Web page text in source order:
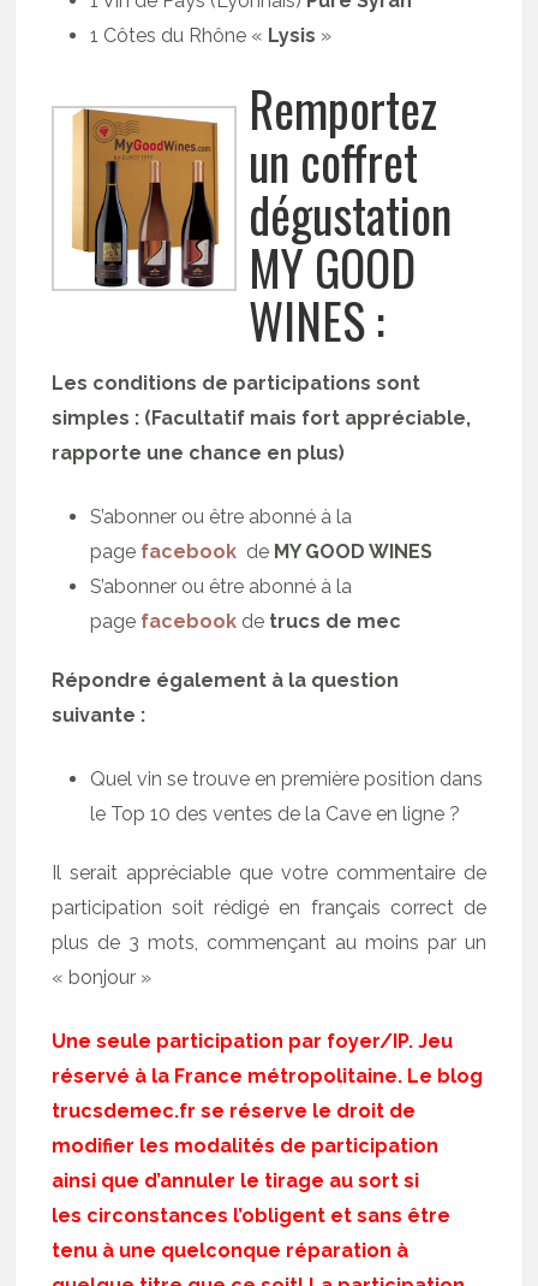
1 Côtes du Rhône « Lysis »
Remportez
un coffret
dégustation
MY GOOD
WINES :
Les conditions de participations sont
simples : (Facultatif mais fort appréciable,
rapporte une chance en plus)
S’abonner ou être abonné à la
page facebook de MY GOOD WINES
S’abonner ou être abonné à la
page facebook de trucs de mec
Répondre également à la question
suivante :
Quel vin se trouve en première position dans
le Top 10 des ventes de la Cave en ligne ?
Il serait appréciable que votre commentaire de
participation soit rédigé en français correct de
plus de 3 mots, commençant au moins par un
« bonjour »
Une seule participation par foyer/IP. Jeu
réservé à la France métropolitaine. Le blog
trucsdemec.fr se réserve le droit de
modifier les modalités de participation
ainsi que d’annuler le tirage au sort si
les circonstances l’obligent et sans être
tenu à une quelconque réparation à